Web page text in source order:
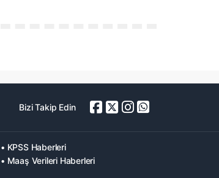
Bizi Takip Edin
• KPSS Haberleri
• Maaş Verileri Haberleri